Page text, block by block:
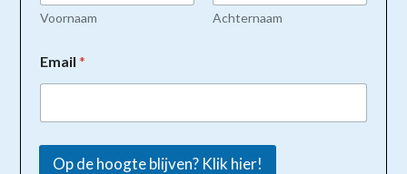
Voornaam Achternaam
Email*
Op de hoogte blijven? Klik hier!